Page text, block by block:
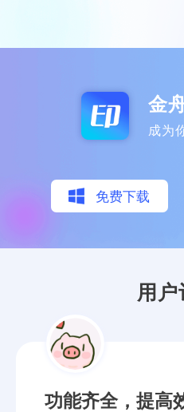
金
成为
免费下载
用户
一直在找的软件，真
水印都能实现哦，太
体验良好，装机